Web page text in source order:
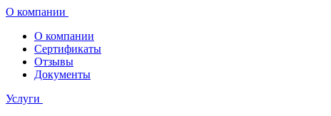
О компании
О компании
Сертификаты
Отзывы
Документы
Услуги